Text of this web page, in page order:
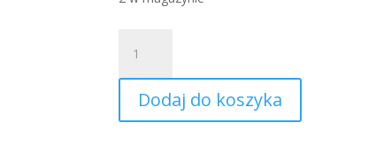
OCEANIC,
ZEL
SILIKONOWY
NA
Dodaj do koszyka